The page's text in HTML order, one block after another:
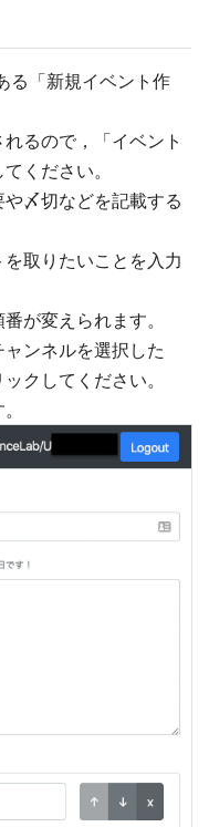
る「新規イベント作
るので，「イベント
ください。
〆切などを記載する
を取りたいことを入力
が変えられます。
ンネルを選択した
クしてください。